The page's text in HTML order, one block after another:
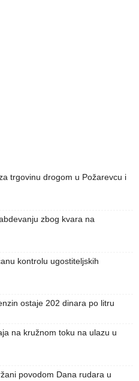
trgovinu drogom u Požarevcu i
zbog kvara na
kontrolu ugostiteljskih
ostaje 202 dinara po litru
na kružnom toku na ulazu u
povodom Dana rudara u